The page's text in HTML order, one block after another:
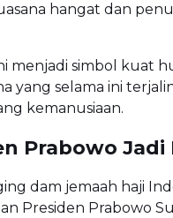
hangat dan
menjadi simbol kuat
yang selama ini
kemanusiaan.
Prabowo Jadi
dam jemaah haji
Presiden Prabowo